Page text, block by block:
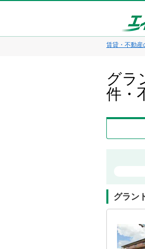
賃貸・不動産
グラ
件・
グラン